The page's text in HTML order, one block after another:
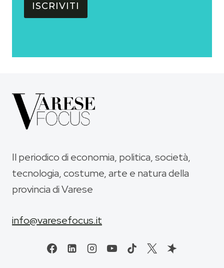
ISCRIVITI
Il periodico di economia, politica, società,
tecnologia, costume, arte e natura della
provincia di Varese
info@varesefocus.it